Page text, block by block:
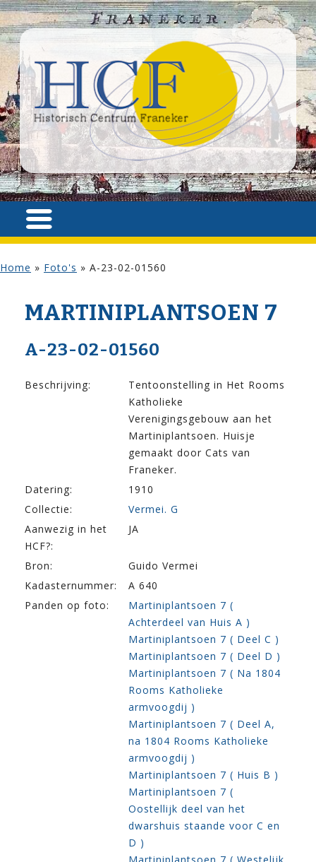
Home » Foto's » A-23-02-01560
MARTINIPLANTSOEN 7
A-23-02-01560
Beschrijving:
Tentoonstelling in Het Rooms
Katholieke
Verenigingsgebouw aan het
Martiniplantsoen. Huisje
gemaakt door Cats van
Franeker.
Datering:
1910
Collectie:
Vermei. G
Aanwezig in het
HCF?:
JA
Bron:
Guido Vermei
Kadasternummer:
A 640
Panden op foto:
Martiniplantsoen 7 (
Achterdeel van Huis A )
Martiniplantsoen 7 ( Deel C )
Martiniplantsoen 7 ( Deel D )
Martiniplantsoen 7 ( Na 1804
Rooms Katholieke
armvoogdij )
Martiniplantsoen 7 ( Deel A,
na 1804 Rooms Katholieke
armvoogdij )
Martiniplantsoen 7 ( Huis B )
Martiniplantsoen 7 (
Oostellijk deel van het
dwarshuis staande voor C en
D )